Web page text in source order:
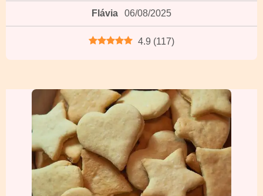
Flávia 06/08/2025
4.9 (117)